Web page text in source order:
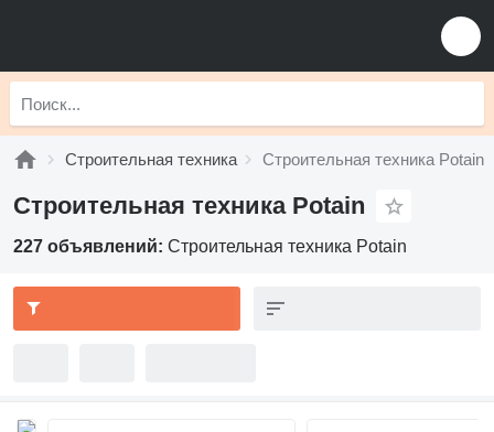
Строительная техника Строительная техника Potain
Строительная техника Potain
227 объявлений: Строительная техника Potain